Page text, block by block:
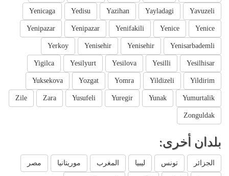
Yavuzeli
Yayladagi
Yazihan
Yedisu
Yenicaga
Yenice
Yenice
Yenifakili
Yenipazar
Yenipazar
Yenisarbademli
Yenisehir
Yenisehir
Yerkoy
Yesilhisar
Yesilli
Yesilova
Yesilyurt
Yigilca
Yildirim
Yildizeli
Yomra
Yozgat
Yuksekova
Yumurtalik
Yunak
Yuregir
Yusufeli
Zara
Zile
Zonguldak
بلدان أخرى:
الجزائر تونس ليبيا المغرب موريتانيا مصر